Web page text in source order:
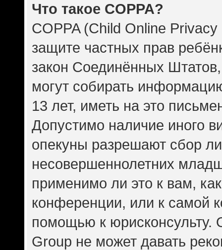
Что такое COPPA?
COPPA (Child Online
защите частных прав
закон Соединённых
могут собирать
13 лет, иметь на это
Допустимо наличие иного
опекуны разрешают сбор
несовершеннолетних
применимо ли это к вам,
конференции, или к самой
помощью к юрисконсульту.
Group не может давать